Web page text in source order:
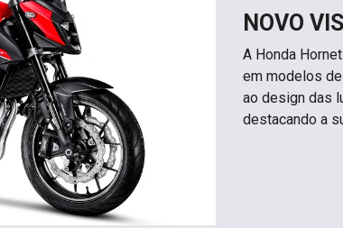
NOVO
A Honda
em modelos
ao design das
destacando a